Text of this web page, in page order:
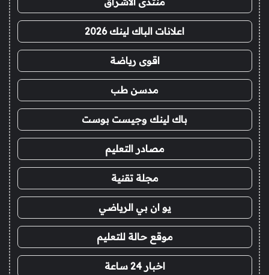
اعلانات الباك لينك 2026
اقوى رياضة
مدسن طب
باك لينك وجيست بوست
مصادر التعليم
مجلة تقنية
يو ان بي الرياضي
موقع حالة للتعليم
اخبار 24 ساعة